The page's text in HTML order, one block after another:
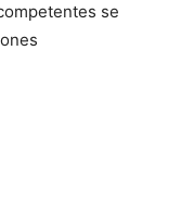
se